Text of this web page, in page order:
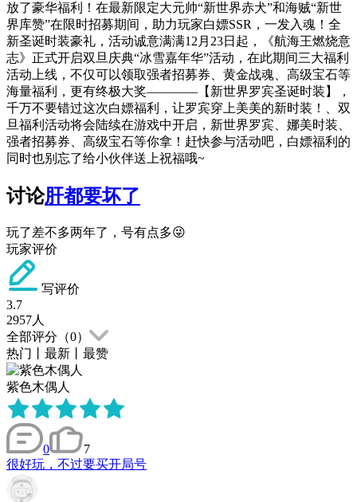
放了豪华福利！在最新限定大元帅“新世界赤犬”和海贼“新世
界库赞”在限时招募期间，助力玩家白嫖SSR，一发入魂！全
新圣诞时装豪礼，活动诚意满满12月23日起，《航海王燃烧意
志》正式开启双旦庆典“冰雪嘉年华”活动，在此期间三大福利
活动上线，不仅可以领取强者招募券、黄金战魂、高级宝石等
海量福利，更有终极大奖————【新世界罗宾圣诞时装】，
千万不要错过这次白嫖福利，让罗宾穿上美美的新时装！、双
旦福利活动将会陆续在游戏中开启，新世界罗宾、娜美时装、
强者招募券、高级宝石等你拿！赶快参与活动吧，白嫖福利的
同时也别忘了给小伙伴送上祝福哦~
讨论肝都要坏了
玩了差不多两年了，号有点多😜
玩家评价
写评价
3.7
2957人
全部评分（0）
热门
最新 最赞
紫色木偶人
0
7
很好玩，不过要买开局号